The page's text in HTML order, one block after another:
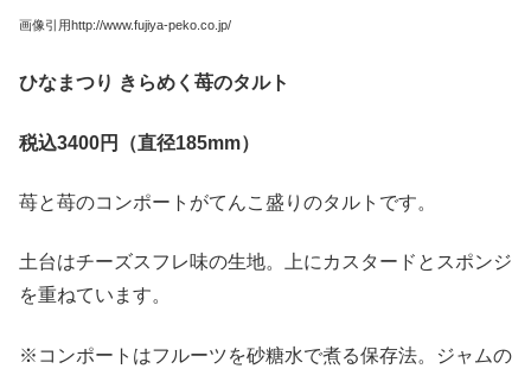
画像引用http://www.fujiya-peko.co.jp/
ひなまつり きらめく苺のタルト
税込3400円（直径185mm）
苺と苺のコンポートがてんこ盛りのタルトです。
土台はチーズスフレ味の生地。上にカスタードとスポンジ
を重ねています。
※コンポートはフルーツを砂糖水で煮る保存法。ジャムの